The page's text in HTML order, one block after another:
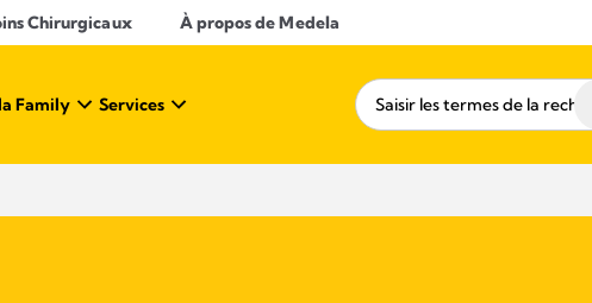
Chirurgicaux À propos de Medela
Family Services